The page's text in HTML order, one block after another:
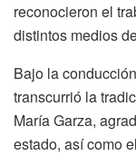
reconocieron el
distintos medios
Bajo la
transcurrió la
María Garza,
estado, así como